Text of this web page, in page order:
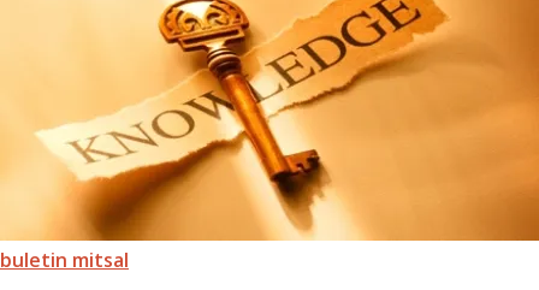
buletin mitsal